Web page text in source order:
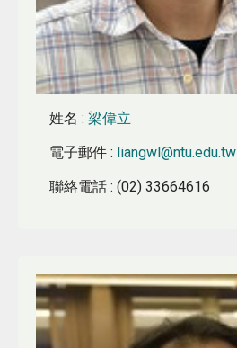
姓名 :梁偉立
電子郵件 : liangwl@ntu.edu.tw
聯絡電話 : (02) 33664616